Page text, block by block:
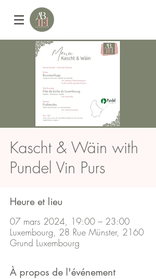
Kascht & Wäin with
Pundel Vin Purs
Heure et lieu
07 mars 2024, 19:00 – 23:00
Luxembourg, 28 Rue Münster, 2160
Grund Luxembourg
À propos de l'événement